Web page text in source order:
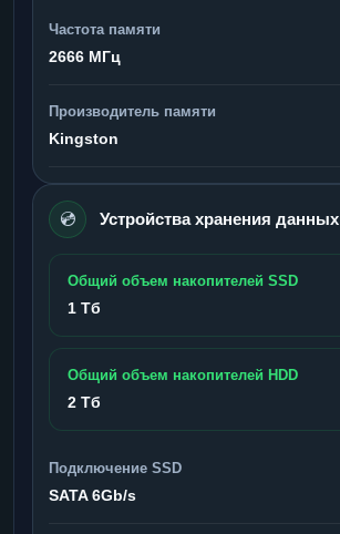
Частота памяти
2666 МГц
Производитель памяти
Kingston
💿 Устройства хранения данных
Общий объем накопителей SSD
1 Тб
Общий объем накопителей HDD
2 Тб
Подключение SSD
SATA 6Gb/s